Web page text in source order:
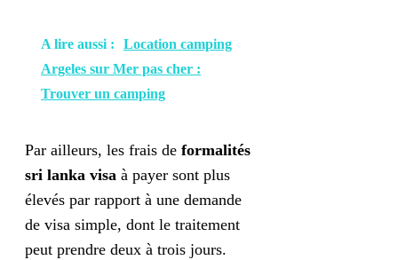
A lire aussi :
Location camping
Argeles sur Mer pas cher :
Trouver un camping
Par ailleurs, les frais de formalités
sri lanka visa à payer sont plus
élevés par rapport à une demande
de visa simple, dont le traitement
peut prendre deux à trois jours.